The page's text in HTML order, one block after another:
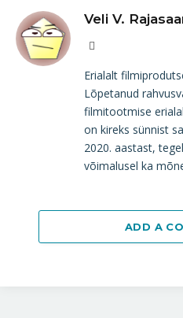
Veli V.
Erialalt
Lõpetanud
filmitootmise
on kireks sünnist
2020. aastast,
võimalusel ka
ADD A